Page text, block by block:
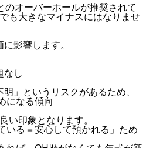
のオーバーホールが推奨されて
も大きなマイナスにはなりませ
影響します。
なし
」というリスクがあるため、
になる傾向
い印象となります。
いる＝安心して預かれる」ため